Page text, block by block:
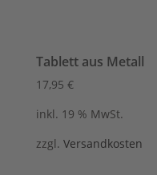
Tablett aus Metall
17,95 €
inkl. 19 % MwSt.
zzgl. Versandkosten